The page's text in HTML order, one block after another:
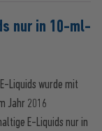
nur in 10-ml-
Liquids wurde mit
Jahr 2016
E-Liquids nur in